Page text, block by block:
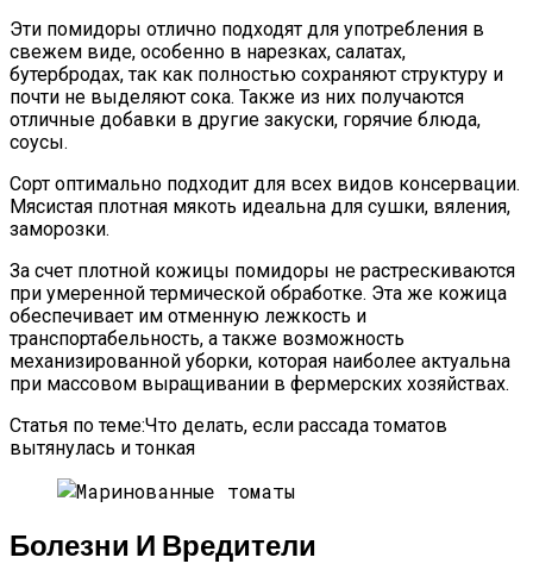
Эти помидоры отлично подходят для употребления в
свежем виде, особенно в нарезках, салатах,
бутербродах, так как полностью сохраняют структуру и
почти не выделяют сока. Также из них получаются
отличные добавки в другие закуски, горячие блюда,
соусы.
Сорт оптимально подходит для всех видов консервации.
Мясистая плотная мякоть идеальна для сушки, вяления,
заморозки.
За счет плотной кожицы помидоры не растрескиваются
при умеренной термической обработке. Эта же кожица
обеспечивает им отменную лежкость и
транспортабельность, а также возможность
механизированной уборки, которая наиболее актуальна
при массовом выращивании в фермерских хозяйствах.
Статья по теме:Что делать, если рассада томатов
вытянулась и тонкая
Болезни И Вредители